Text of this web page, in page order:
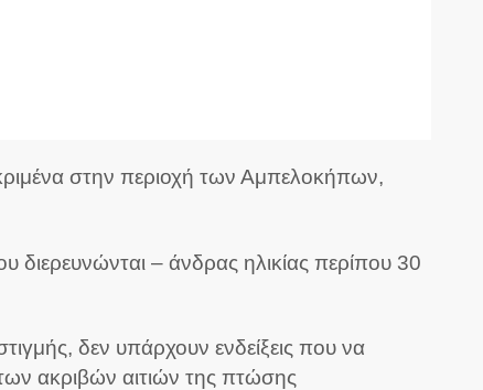
στην περιοχή των Αμπελοκήπων,
– άνδρας ηλικίας περίπου 30
δεν υπάρχουν ενδείξεις που να
ακριβών αιτιών της πτώσης